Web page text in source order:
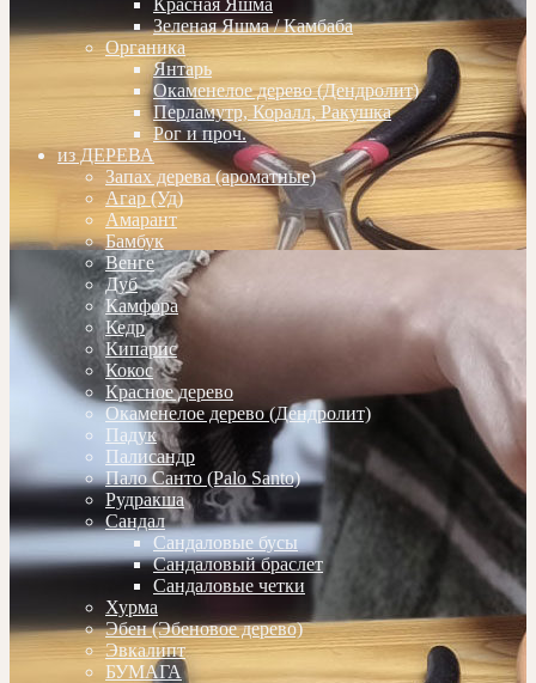
Красная Яшма
Зеленая Яшма / Камбаба
Органика
Янтарь
Окаменелое дерево (Дендролит)
Перламутр, Коралл, Ракушка
Рог и проч.
из ДЕРЕВА
Запах дерева (ароматные)
Агар (Уд)
Амарант
Бамбук
Венге
Дуб
Камфора
Кедр
Кипарис
Кокос
Красное дерево
Окаменелое дерево (Дендролит)
Падук
Палисандр
Пало Санто (Palo Santo)
Рудракша
Сандал
Сандаловые бусы
Сандаловый браслет
Сандаловые четки
Хурма
Эбен (Эбеновое дерево)
Эвкалипт
БУМАГА